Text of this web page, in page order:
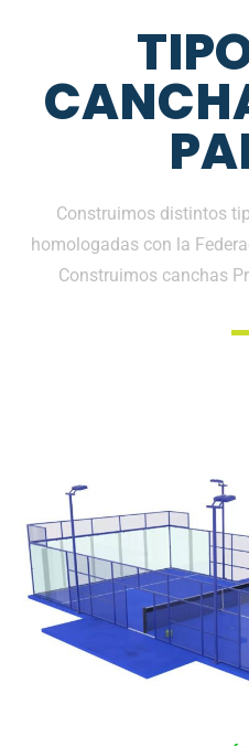
Construimos distintos
homologadas con la
Construimos canchas